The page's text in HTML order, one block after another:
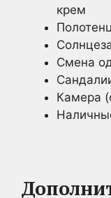
крем
Смена
Камера